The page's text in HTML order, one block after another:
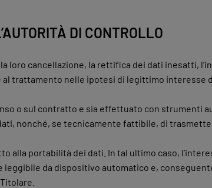
DI CONTROLLO
loro cancellazione, la rettifica dei dati inesatti,
al trattamento nelle ipotesi di legittimo interesse
o sul contratto e sia effettuato con strumenti
nonché, se tecnicamente fattibile, di
alla portabilità dei dati. In tal ultimo caso,
da dispositivo automatico e,